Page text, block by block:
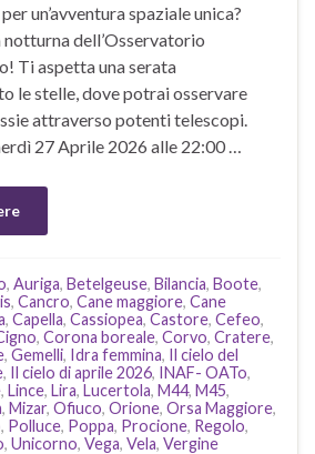
un’avventura spaziale unica?
dell’Osservatorio
Ti aspetta una serata
le stelle, dove potrai osservare
attraverso potenti telescopi.
27 Aprile 2026 alle 22:00 …
, Auriga, Betelgeuse, Bilancia, Boote,
, Cancro, Cane maggiore, Cane
, Capella, Cassiopea, Castore, Cefeo,
, Corona boreale, Corvo, Cratere,
, Gemelli, Idra femmina, Il cielo del
, Il cielo di aprile 2026, INAF- OATo,
, Lince, Lira, Lucertola, M44, M45,
, Mizar, Ofiuco, Orione, Orsa Maggiore,
, Polluce, Poppa, Procione, Regolo,
, Unicorno, Vega, Vela, Vergine